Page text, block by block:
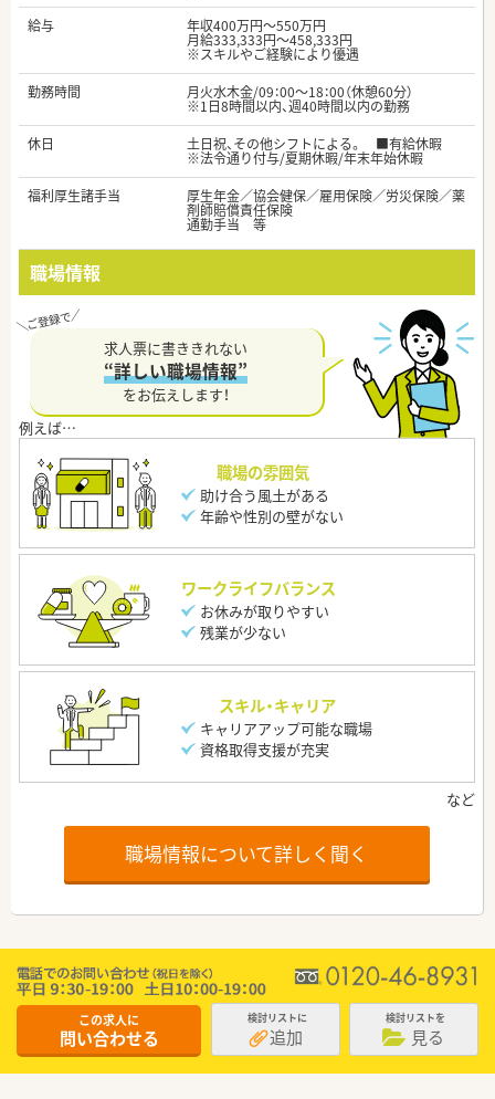
給与
年収400万円～550万円
月給333,333円～458,333円
※スキルやご経験により優遇
勤務時間
月火水木金/09：00～18：00（休憩60分）
※1日8時間以内、週40時間以内の勤務
休日
土日祝、その他シフトによる。 ■有給休暇
※法令通り付与/夏期休暇/年末年始休暇
福利厚生諸手当
厚生年金／協会健保／雇用保険／労災保険／薬
剤師賠償責任保険
通勤手当 等
職場情報
求人票に書ききれない
“詳しい職場情報”
をお伝えします！
職場の雰囲気
助け合う風土がある
年齢や性別の壁がない
ワークライフバランス
お休みが取りやすい
残業が少ない
スキル・キャリア
キャリアアップ可能な職場
資格取得支援が充実
職場情報について詳しく聞く
この求人に
問い合わせる
検討リストに
追加
検討リストを
見る